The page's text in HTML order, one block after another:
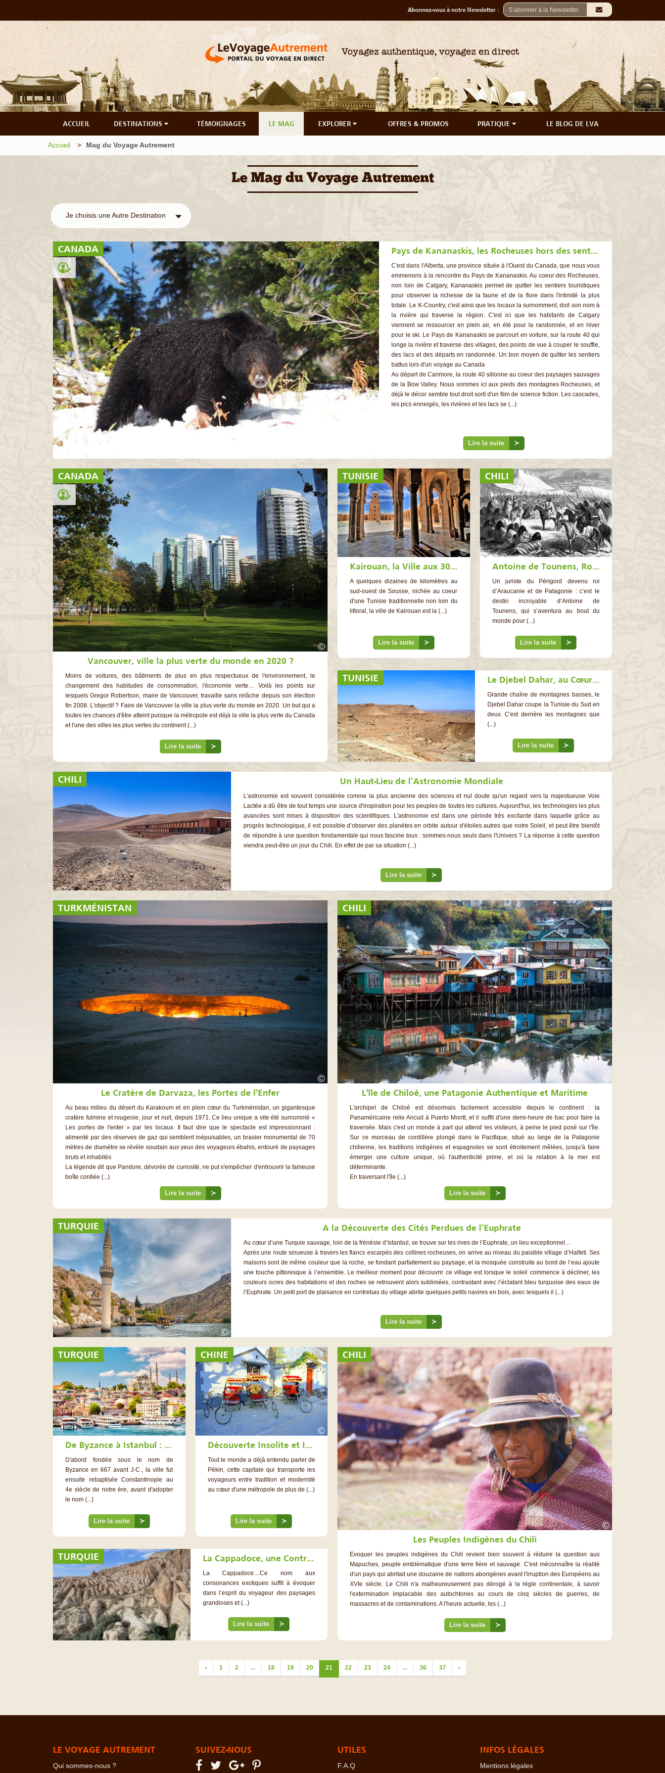
Abonnez-vous à notre Newsletter :
ACCUEIL DESTINATIONS TÉMOIGNAGES LE MAG EXPLORER OFFRES & PROMOS PRATIQUE LE BLOG DE LVA
Accueil Mag du Voyage Autrement
Le Mag du Voyage Autrement
Je choisis une Autre Destination
CANADA Pays de Kananaskis, les Rocheuses hors des sentiers battus
C'est dans l'Alberta, une province située à l'Ouest du Canada, que nous vous
emmenons à la rencontre du Pays de Kananaskis. Au coeur des Rocheuses,
non loin de Calgary, Kananaskis permet de quitter les sentiers touristiques
pour observer la richesse de la faune et de la flore dans l'intimité la plus
totale. Le K-Country, c'est ainsi que les locaux la surnomment, doit son nom à
la rivière qui traverse la région. C'est ici que les habitants de Calgary
viennent se ressourcer en plein air, en été pour la randonnée, et en hiver
pour le ski. Le Pays de Kananaskis se parcourt en voiture, sur la route 40 qui
longe la rivière et traverse des villages, des points de vue à couper le souffle,
des lacs et des départs en randonnée. Un bon moyen de quitter les sentiers
battus lors d'un voyage au Canada
Au départ de Canmore, la route 40 sillonne au coeur des paysages sauvages
de la Bow Valley. Nous sommes ici aux pieds des montagnes Rocheuses, et
déjà le décor semble tout droit sorti d'un film de science fiction. Les cascades,
les pics enneigés, les rivières et les lacs se (...)
Lire la suite ≻
CANADA
©
Vancouver, ville la plus verte du monde en 2020 ?
Moins de voitures, des bâtiments de plus en plus respectueux de l'environnement, le
changement des habitudes de consommation, l'économie verte… Voilà les points sur
lesquels Gregor Robertson, maire de Vancouver, travaille sans relâche depuis son élection
fin 2008. L'objectif ? Faire de Vancouver la ville la plus verte du monde en 2020. Un but qui a
toutes les chances d'être atteint puisque la métropole est déjà la ville la plus verte du Canada
et l'une des villes les plus vertes du continent (...)
Lire la suite ≻
TUNISIE
©
Kairouan, la Ville aux 300 Mosquées
A quelques dizaines de kilomètres au
sud-ouest de Sousse, nichée au coeur
d'une Tunisie traditionnelle non loin du
littoral, la ville de Kairouan est la (...)
Lire la suite ≻
CHILI
©
Antoine de Tounens, Roi de Patagonie Authentique et Maritime
Un juriste du Périgord devenu roi
d’Araucanie et de Patagonie : c’est le
destin incroyable d’Antoine de
Tounens, qui s’aventura au bout du
monde pour (...)
Lire la suite ≻
TUNISIE
©
Le Djebel Dahar, au Cœur des Forteresses du Désert
Grande chaîne de montagnes basses, le
Djebel Dahar coupe la Tunisie du Sud en
deux. C'est derrière les montagnes que
(...)
Lire la suite ≻
CHILI
©
Un Haut-Lieu de l’Astronomie Mondiale
L'astronomie est souvent considérée comme la plus ancienne des sciences et nul doute qu'un regard vers la majestueuse Voie
Lactée a dû être de tout temps une source d'inspiration pour les peuples de toutes les cultures. Aujourd'hui, les technologies les plus
avancées sont mises à disposition des scientifiques. L'astronomie est dans une période très excitante dans laquelle grâce au
progrès technologique, il est possible d’observer des planètes en orbite autour d'étoiles autres que notre Soleil, et peut être bientôt
de répondre à une question fondamentale qui nous fascine tous : sommes-nous seuls dans l'Univers ? La réponse à cette question
viendra peut-être un jour du Chili. En effet de par sa situation (...)
Lire la suite ≻
TURKMÉNISTAN
©
Le Cratère de Darvaza, les Portes de l'Enfer
Au beau milieu du désert du Karakoum et en plein cœur du Turkménistan, un gigantesque
cratère fulmine et rougeoie, jour et nuit, depuis 1971. Ce lieu unique a vite été surnommé «
Les portes de l'enfer » par les locaux. Il faut dire que le spectacle est impressionnant :
alimenté par des réserves de gaz qui semblent inépuisables, un brasier monumental de 70
mètres de diamètre se révèle soudain aux yeux des voyageurs ébahis, entouré de paysages
bruts et inhabités
La légende dit que Pandore, dévorée de curiosité, ne put s'empêcher d'entrouvrir la fameuse
boîte confiée (...)
Lire la suite ≻
CHILI
©
L'île de Chiloé, une Patagonie Authentique et Maritime
L'archipel de Chiloé est désormais facilement accessible depuis le continent : la
Panaméricaine relie Ancud à Puerto Montt, et il suffit d'une demi-heure de bac pour faire la
traversée. Mais c'est un monde à part qui attend les visiteurs, à peine le pied posé sur l'île.
Sur ce morceau de cordillère plongé dans le Pacifique, situé au large de la Patagonie
chilienne, les traditions indigènes et espagnoles se sont étroitement mêlées, jusqu'à faire
émerger une culture unique, où l'authenticité prime, et où la relation à la mer est
déterminante.
En traversant l'île (...)
Lire la suite ≻
TURQUIE
©
A la Découverte des Cités Perdues de l’Euphrate
Au cœur d’une Turquie sauvage, loin de la frénésie d’Istanbul, se trouve sur les rives de l’Euphrate, un lieu exceptionnel…
Après une route sinueuse à travers les flancs escarpés des collines rocheuses, on arrive au niveau du paisible village d’Halfeti. Ses
maisons sont de même couleur que la roche, se fondant parfaitement au paysage, et la mosquée construite au bord de l’eau ajoute
une touche pittoresque à l’ensemble. Le meilleur moment pour découvrir ce village est lorsque le soleil commence à décliner, les
couleurs ocres des habitations et des roches se retrouvent alors sublimées, contrastant avec l’éclatant bleu turquoise des eaux de
l’Euphrate. Un petit port de plaisance en contrebas du village abrite quelques petits navires en bois, avec lesquels il (...)
Lire la suite ≻
CHILI
©
Les Peuples Indigènes du Chili
Evoquer les peuples indigènes du Chili revient bien souvent à réduire la question aux
Mapuches, peuple emblématique d'une terre fière et sauvage. C'est méconnaître la réalité
d'un pays qui abritait une douzaine de nations aborigènes avant l'irruption des Européens au
XVIe siècle. Le Chili n'a malheureusement pas dérogé à la règle continentale, à savoir
l'extermination implacable des autochtones au cours de cinq siècles de guerres, de
massacres et de contaminations. A l'heure actuelle, les (...)
Lire la suite ≻
TURQUIE
©
De Byzance à Istanbul : Découverte d'une ville aux multiples facettes
D'abord fondée sous le nom de
Byzance en 667 avant J-C., la ville fut
ensuite rebaptisée Constantinople au
4e siècle de notre ère, avant d'adopter
le nom (...)
Lire la suite ≻
CHINE
©
Découverte Insolite et Intemporelle de Pékin
Tout le monde a déjà entendu parler de
Pékin, cette capitale qui transporte les
voyageurs entre tradition et modernité
au cœur d'une métropole de plus de (...)
Lire la suite ≻
TURQUIE
©
La Cappadoce, une Contrée aux 1000 Visages…et 600 Églises!
La Cappadoce…Ce nom aux
consonances exotiques suffit à évoquer
dans l’esprit du voyageur des paysages
grandioses et (...)
Lire la suite ≻
‹ 1 2 ... 18 19 20 21 22 23 24 ... 36 37 ›
LE VOYAGE AUTREMENT
Qui sommes-nous ?
SUIVEZ-NOUS UTILES
F.A.Q
INFOS LÉGALES
Mentions légales